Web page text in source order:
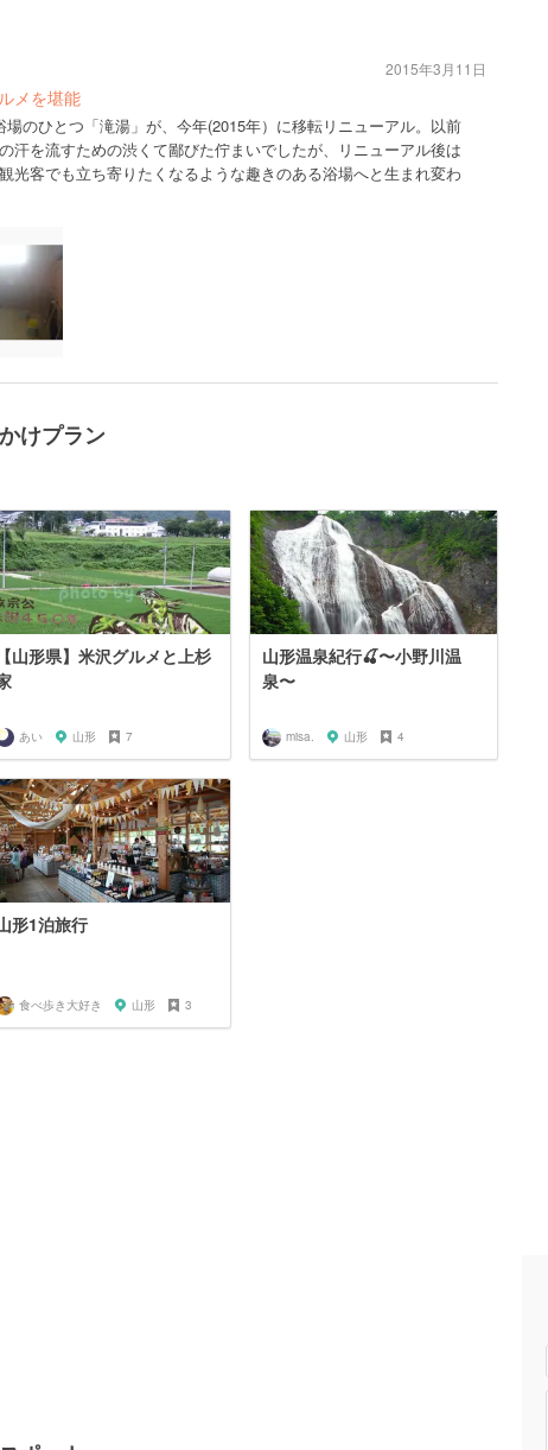
メを堪能
のひとつ「滝湯」が、今年(2015年）に移転リニューアル。以前
汗を流すための渋くて鄙びた佇まいでしたが、リニューアル後は
光客でも立ち寄りたくなるような趣きのある浴場へと生まれ変わ
2015年3月11日
けプラン
【山形県】米沢グルメと上杉
あい 山形 7
山形温泉紀行🍒〜小野川温
泉〜
misa. 山形 4
形1泊旅行
食べ歩き大好き 山形 3